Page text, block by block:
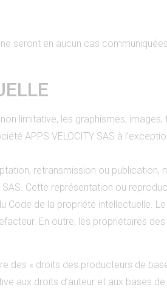
seront en aucun cas
limitative, les graphismes,
APPS VELOCITY SAS à
retransmission ou
SAS. Cette représentation ou
Code de la propriété intellectuelle.
En outre, les propriétaires
des « droits des producteurs de
aux droits d’auteur et aux bases de